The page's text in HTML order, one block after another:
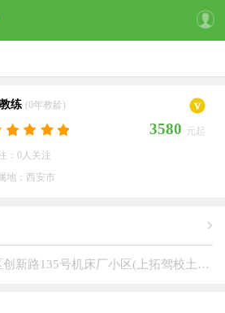
练 (0年教龄)
3580 元起
：0人关注
属地：西安市
陕西省西安市莲湖区创新路135号机床厂小区(上拓驾校土门分校)